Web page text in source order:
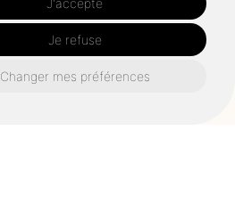
J'accepte
Je refuse
Changer mes préférences
Prendre RDV